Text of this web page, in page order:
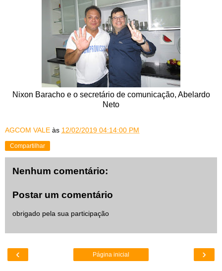
Nixon Baracho e o secretário de comunicação, Abelardo
Neto
AGCOM VALE às 12/02/2019 04:14:00 PM
Compartilhar
Nenhum comentário:
Postar um comentário
obrigado pela sua participação
‹ ›
Página inicial